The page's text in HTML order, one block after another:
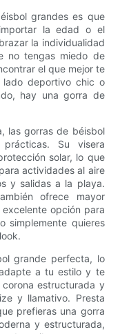
grandes es que
la edad o el
la individualidad
no tengas miedo de
el que mejor te
deportivo chic o
hay una gorra de
las gorras de béisbol
Su visera
solar, lo que
actividades al aire
y salidas a la playa.
ofrece mayor
opción para
simplemente quieres
grande perfecta, lo
a tu estilo y te
estructurada y
y llamativo. Presta
prefieras una gorra
y estructurada,